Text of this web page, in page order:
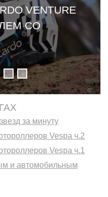
VENTURE
СО
за минуту
Vespa ч.2
Vespa ч.1
и автомобильным